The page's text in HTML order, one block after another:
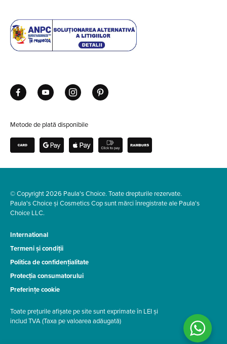
Metode de plată disponibile
© Copyright 2026 Paula's Choice. Toate drepturile rezervate.
Paula's Choice și Cosmetics Cop sunt mărci înregistrate ale Paula's
Choice LLC.
International
Termeni și condiții
Politica de confidențialitate
Protecția consumatorului
Preferințe cookie
Toate prețurile afișate pe site sunt exprimate în LEI și
includ TVA (Taxa pe valoarea adăugată)